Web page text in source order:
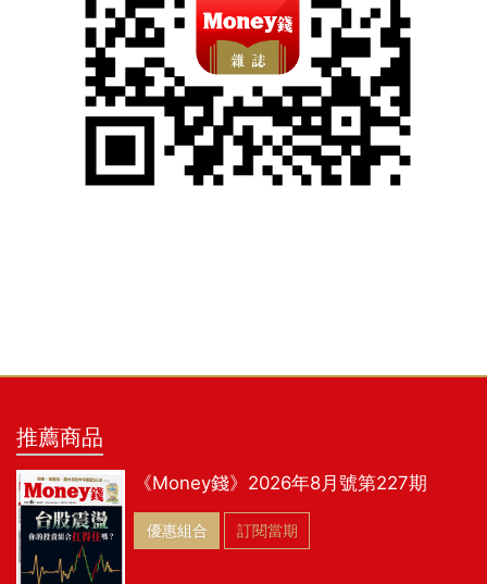
推薦商品
《Money錢》2026年8月號第227期
優惠組合 訂閱當期